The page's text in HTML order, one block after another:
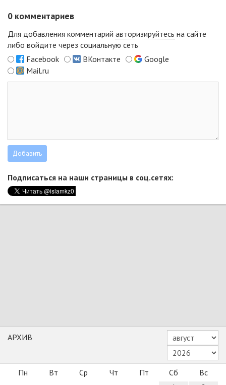
0 комментариев
Для добавления комментарий авторизируйтесь на сайте
либо войдите через социальную сеть
Facebook
ВКонтакте
Google
Mail.ru
Подписаться на наши страницы в соц.сетях:
АРХИВ
Пн Вт Ср Чт Пт Сб
Вс